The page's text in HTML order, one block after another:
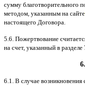
сумму благотворительного
методом указанным на сайте
настоящего Договора
5.6. Пожертвование
на счет, указанный в разделе
6.
6.1. B случае